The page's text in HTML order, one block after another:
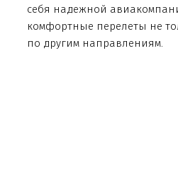
себя надежной
комфортные перелеты не
по другим направлениям.